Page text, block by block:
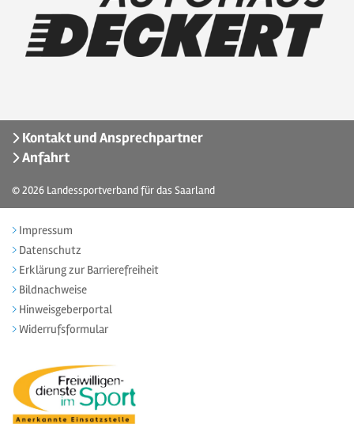
Kontakt und Ansprechpartner
Anfahrt
© 2026 Landessportverband für das Saarland
Impressum
Datenschutz
Erklärung zur Barrierefreiheit
Bildnachweise
Hinweisgeberportal
Widerrufsformular